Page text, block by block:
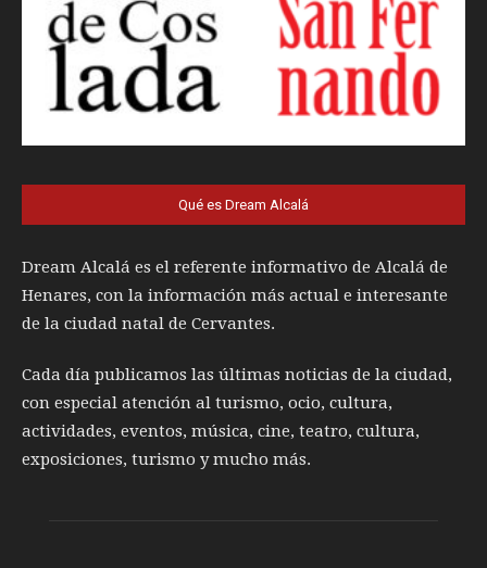
Qué es Dream Alcalá
Dream Alcalá es el referente informativo de Alcalá de
Henares, con la información más actual e interesante
de la ciudad natal de Cervantes.
Cada día publicamos las últimas noticias de la ciudad,
con especial atención al turismo, ocio, cultura,
actividades, eventos, música, cine, teatro, cultura,
exposiciones, turismo y mucho más.